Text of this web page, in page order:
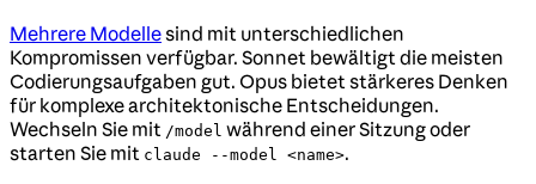
Mehrere Modellesind mit unterschiedlichen
Kompromissen verfügbar. Sonnet bewältigt die meisten
Codierungsaufgaben gut. Opus bietet stärkeres Denken
für komplexe architektonische Entscheidungen.
Wechseln Sie mit /model während einer Sitzung oder
starten Sie mit claude --model <name>.